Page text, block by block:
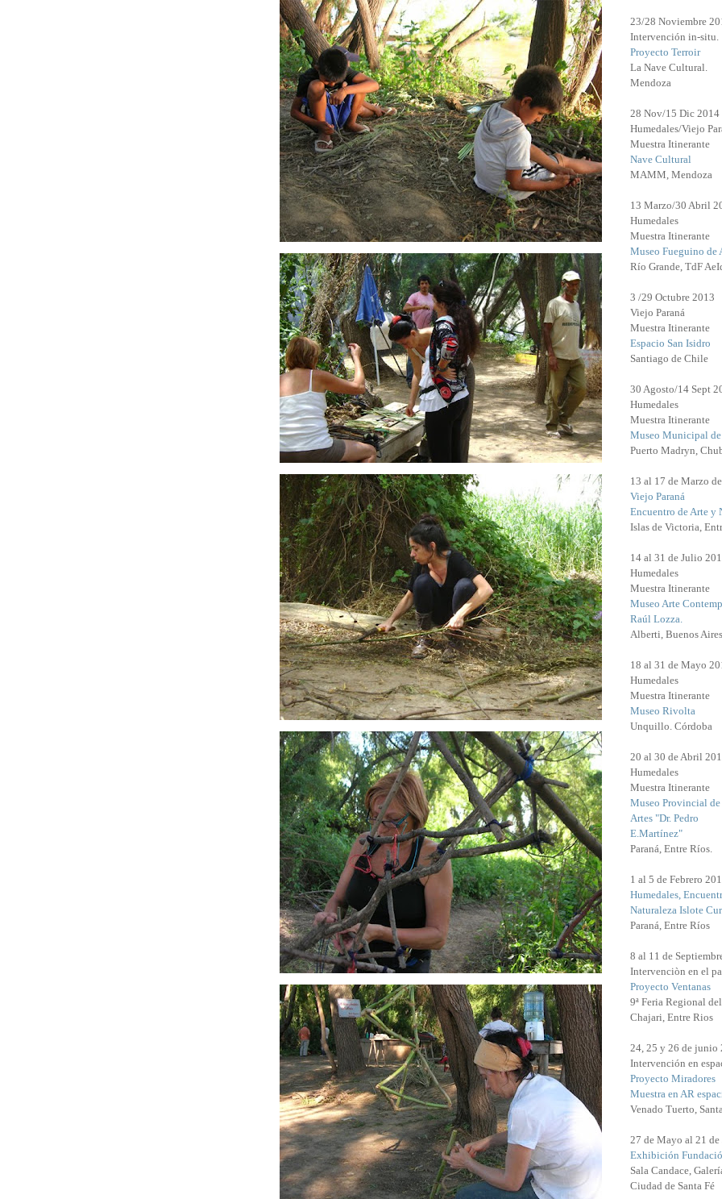
23/28 Noviembre
Intervención in-situ.
Proyecto Terroir
La Nave Cultural.
Mendoza
28 Nov/15 Dic 2014
Humedales/Viejo
Muestra Itinerante
Nave Cultural
MAMM, Mendoza
13 Marzo/30 Abril
Humedales
Muestra Itinerante
Museo Fueguino de
Río Grande, TdF
3 /29 Octubre 2013
Viejo Paraná
Muestra Itinerante
Espacio San Isidro
Santiago de Chile
30 Agosto/14 Sept
Humedales
Muestra Itinerante
Museo Municipal
Puerto Madryn,
13 al 17 de Marzo
Viejo Paraná
Encuentro de Arte y
Islas de Victoria,
14 al 31 de Julio
Humedales
Muestra Itinerante
Museo Arte
Raúl Lozza.
Alberti, Buenos Aires.
18 al 31 de Mayo
Humedales
Muestra Itinerante
Museo Rivolta
Unquillo. Córdoba
20 al 30 de Abril
Humedales
Muestra Itinerante
Museo Provincial
Artes "Dr. Pedro
E.Martínez"
Paraná, Entre Ríos.
1 al 5 de Febrero
Humedales,
Naturaleza Islote
Paraná, Entre Ríos
8 al 11 de
Intervenciòn en el
Proyecto Ventanas
9ª Feria Regional
Chajari, Entre Rios
24, 25 y 26 de junio
Intervención en
Proyecto Miradores
Muestra en AR
Venado Tuerto,
27 de Mayo al 21 de
Exhibición
Sala Candace,
Ciudad de Santa Fé